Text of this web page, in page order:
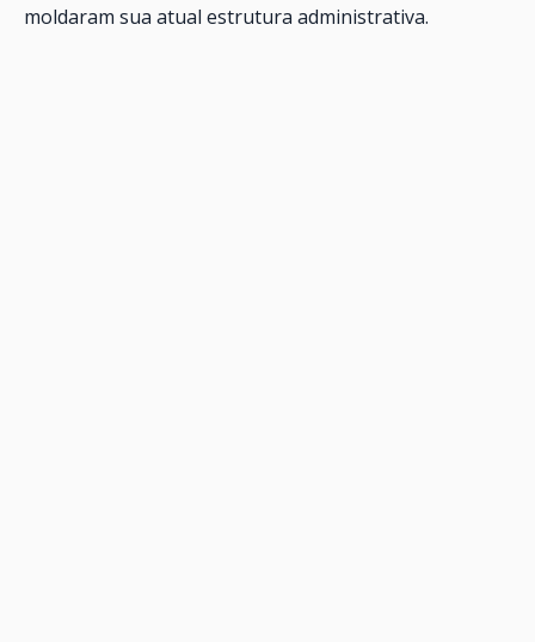
moldaram sua atual estrutura administrativa.